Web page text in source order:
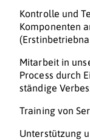
Kontrolle und
Komponenten
Mitarbeit in
Process durch
ständige
Training von
Unterstützung